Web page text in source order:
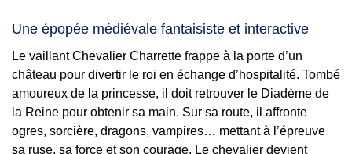
Une épopée médiévale fantaisiste et interactive
Le vaillant Chevalier Charrette frappe à la porte d’un
château pour divertir le roi en échange d’hospitalité. Tombé
amoureux de la princesse, il doit retrouver le Diadème de
la Reine pour obtenir sa main. Sur sa route, il affronte
ogres, sorcière, dragons, vampires… mettant à l’épreuve
sa ruse, sa force et son courage. Le chevalier devient